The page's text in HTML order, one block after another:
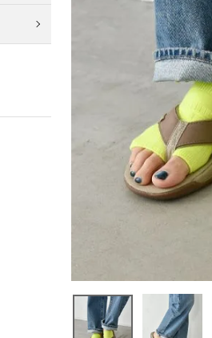
その他のパンツ
ジャケット
コート
帽子
ソックス
デニム
その
ジャケ
コート
その他